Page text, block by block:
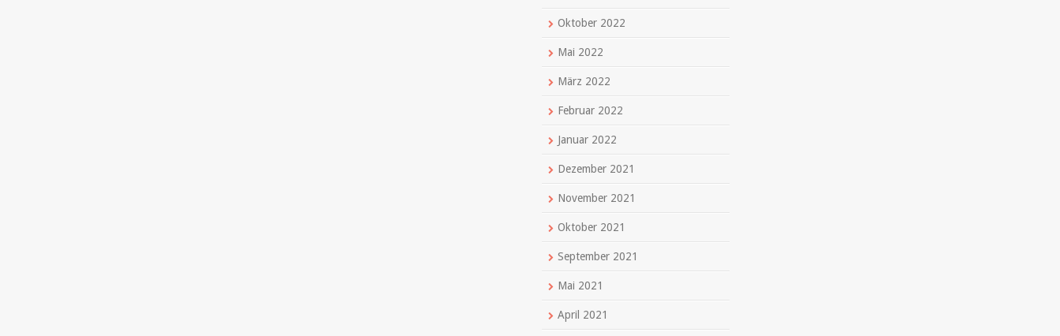
Oktober 2022
Mai 2022
März 2022
Februar 2022
Januar 2022
Dezember 2021
November 2021
Oktober 2021
September 2021
Mai 2021
April 2021